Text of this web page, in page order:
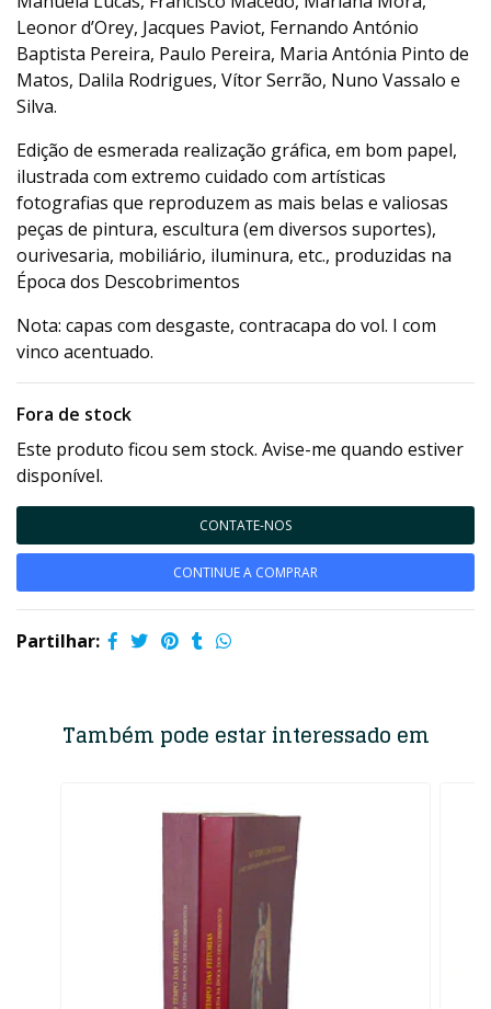
Leonor d’Orey, Jacques Paviot, Fernando António
Baptista Pereira, Paulo Pereira, Maria Antónia Pinto de
Matos, Dalila Rodrigues, Vítor Serrão, Nuno Vassalo e
Silva.
Edição de esmerada realização gráfica, em bom papel,
ilustrada com extremo cuidado com artísticas
fotografias que reproduzem as mais belas e valiosas
peças de pintura, escultura (em diversos suportes),
ourivesaria, mobiliário, iluminura, etc., produzidas na
Época dos Descobrimentos
Nota: capas com desgaste, contracapa do vol. I com
vinco acentuado.
Fora de stock
Este produto ficou sem stock. Avise-me quando estiver
disponível.
CONTATE-NOS
CONTINUE A COMPRAR
Partilhar:
Também pode estar interessado em